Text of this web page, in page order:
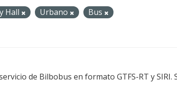
Hall Urbano
Bus
de Bilbobus en formato GTFS-RT y SIRI.